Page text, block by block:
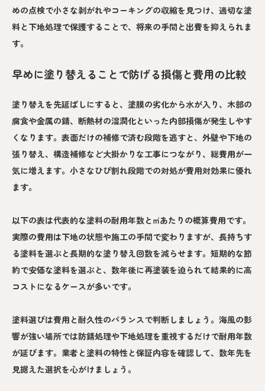
めの点検で小さな剥がれやコーキングの収縮を見つけ、適切な塗
料と下地処理で保護することで、将来の手間と出費を抑えられま
す。
早めに塗り替えることで防げる損傷と費用の比較
塗り替えを先延ばしにすると、塗膜の劣化から水が入り、木部の
腐食や金属の錆、断熱材の湿潤化といった内部損傷が発生しやす
くなります。表面だけの補修で済む段階を逃すと、外壁や下地の
張り替え、構造補修など大掛かりな工事につながり、総費用が一
気に増えます。小さなひび割れ段階での対処が費用対効果に優れ
ます。
以下の表は代表的な塗料の耐用年数と㎡あたりの概算費用です。
実際の費用は下地の状態や施工の手間で変わりますが、長持ちす
る塗料を選ぶと長期的な塗り替え回数を減らせます。短期的な節
約で安価な塗料を選ぶと、数年後に再塗装を迫られて結果的に高
コストになるケースが多いです。
塗料選びは費用と耐久性のバランスで判断しましょう。海風の影
響が強い場所では防錆処理や下地処理を重視するだけで耐用年数
が延びます。業者と塗料の特性と保証内容を確認して、数年先を
見据えた選択を心がけましょう。